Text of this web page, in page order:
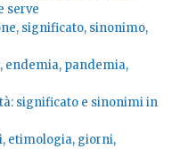
serve
significato, sinonimo,
pandemia,
significato e sinonimi in
etimologia, giorni,